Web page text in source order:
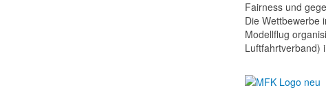
Fairness und
Die Wettbewerbe
Modellflug
Luftfahrtverband)